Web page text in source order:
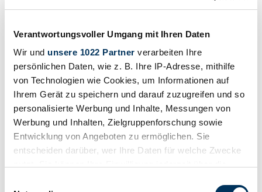
Verantwortungsvoller Umgang mit Ihren Daten
Wir und unsere 1022 Partner verarbeiten Ihre
persönlichen Daten, wie z. B. Ihre IP-Adresse, mithilfe
von Technologien wie Cookies, um Informationen auf
Ihrem Gerät zu speichern und darauf zuzugreifen und so
personalisierte Werbung und Inhalte, Messungen von
Werbung und Inhalten, Zielgruppenforschung sowie
Entwicklung von Angeboten zu ermöglichen. Sie
entscheiden darüber, wer Ihre Daten für welche Zwecke
Händler